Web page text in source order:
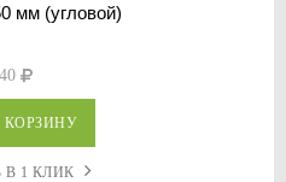
мм (угловой)
40
КОРЗИНУ
В 1 КЛИК